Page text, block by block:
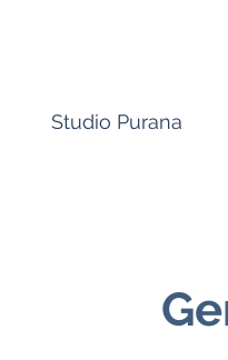
Studio Purana